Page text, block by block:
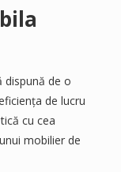
dispună de o
de lucru
cu cea
mobilier de